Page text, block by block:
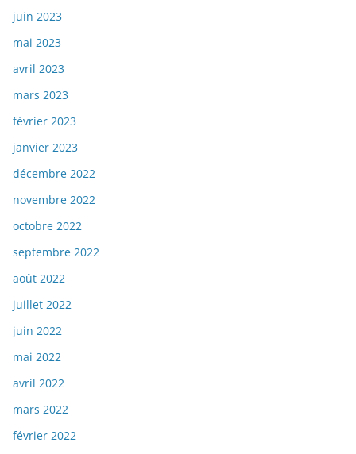
juin 2023
mai 2023
avril 2023
mars 2023
février 2023
janvier 2023
décembre 2022
novembre 2022
octobre 2022
septembre 2022
août 2022
juillet 2022
juin 2022
mai 2022
avril 2022
mars 2022
février 2022